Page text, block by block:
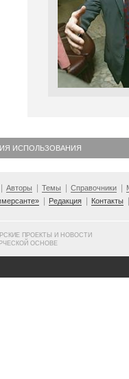
ИСПОЛЬЗОВАНИЯ
Авторы Темы Справочники
Редакция Контакты
ПРОЕКТЫ И НОВОСТИ
ОСНОВЕ